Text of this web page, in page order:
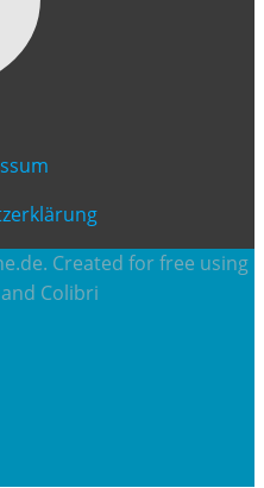
Created for free using
Colibri